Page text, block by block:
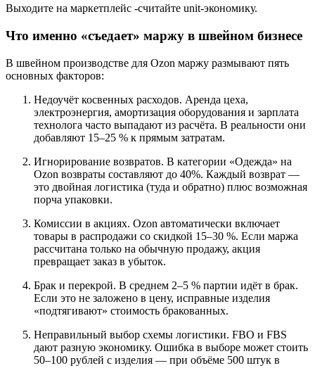
Выходите на маркетплейс -считайте unit-экономику.
Что именно «съедает» маржу в швейном бизнесе
В швейном производстве для Ozon маржу размывают пять
основных факторов:
Недоучёт косвенных расходов. Аренда цеха,
электроэнергия, амортизация оборудования и зарплата
технолога часто выпадают из расчёта. В реальности они
добавляют 15–25 % к прямым затратам.
Игнорирование возвратов. В категории «Одежда» на
Ozon возвраты составляют до 40%. Каждый возврат —
это двойная логистика (туда и обратно) плюс возможная
порча упаковки.
Комиссии в акциях. Ozon автоматически включает
товары в распродажи со скидкой 15–30 %. Если маржа
рассчитана только на обычную продажу, акция
превращает заказ в убыток.
Брак и перекрой. В среднем 2–5 % партии идёт в брак.
Если это не заложено в цену, исправные изделия
«подтягивают» стоимость бракованных.
Неправильный выбор схемы логистики. FBO и FBS
дают разную экономику. Ошибка в выборе может стоить
50–100 рублей с изделия — при объёме 500 штук в